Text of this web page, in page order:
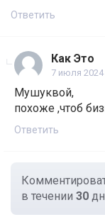
Ответить
Как Это
7 июля 2024
Мушуквой,
похоже ,чтоб
Ответить
в течении 30